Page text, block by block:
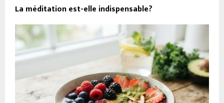
La méditation est-elle indispensable?